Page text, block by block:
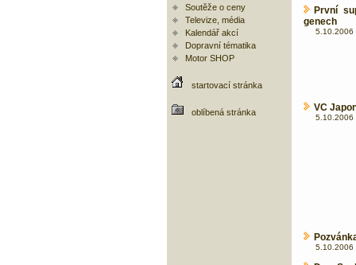
Soutěže o ceny
Televize, média
Kalendář akcí
Dopravní tématika
Motor SHOP
startovací stránka
oblíbená stránka
První
genech
5.10.2006
VC
5.10.2006
5.10.2006